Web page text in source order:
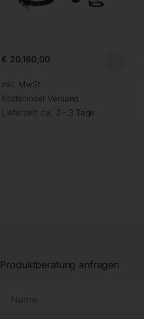
€ 20.160,00
inkl. MwSt.
Kostenloser Versand
Lieferzeit: ca. 2 - 3 Tage
Produktberatung anfragen